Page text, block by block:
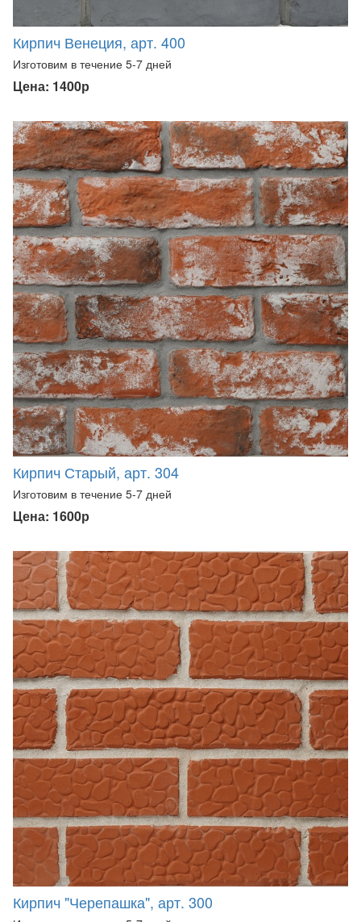
Кирпич Венеция, арт. 400
Изготовим в течение 5-7 дней
Цена: 1400р
Кирпич Старый, арт. 304
Изготовим в течение 5-7 дней
Цена: 1600р
Кирпич "Черепашка", арт. 300